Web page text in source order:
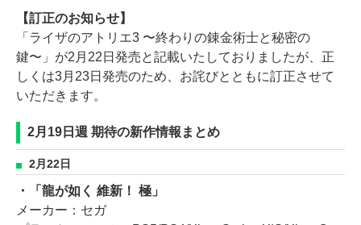
【訂正のお知らせ】
「ライザのアトリエ3 〜終わりの錬金術士と秘密の
鍵〜」が2月22日発売と記載いたしておりましたが、正
しくは3月23日発売のため、お詫びとともに訂正させて
いただきます。
2月19日週 期待の新作情報まとめ
2月22日
・「龍が如く 維新！ 極」
メーカー：セガ